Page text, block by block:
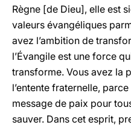
Règne [de Dieu], elle est
valeurs évangéliques
avez l’ambition de
l’Évangile est une force
transforme. Vous avez la
l’entente fraternelle,
message de paix pour
sauver. Dans cet esprit,